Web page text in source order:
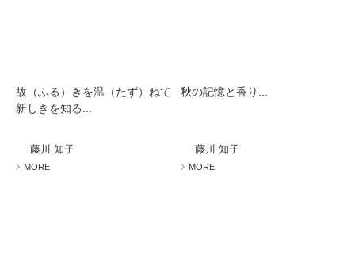
故（ふる）きを温（たず）ねて
新しきを知る...
藤川 知子
MORE
秋の記憶と香り...
藤川 知子
MORE